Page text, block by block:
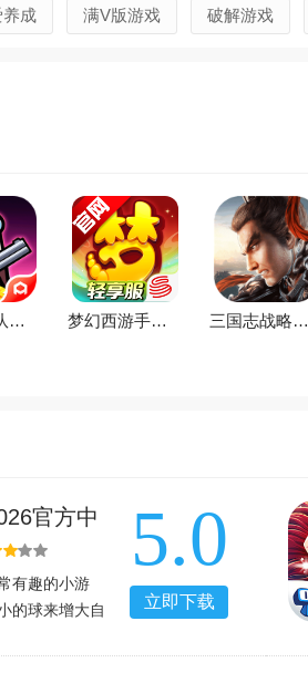
成 满V版游戏 破解游戏
弹壳特攻队手游(新赛季)下载2026最新版v4.7.0官方版 梦幻西游手游下载2026最新版v1.563.0官方版 三国志战略版安卓灵犀客户端3D最新版v2079.1684官方最新安卓版
官方中
有趣的小游
的球来增大自
5.0
立即下载